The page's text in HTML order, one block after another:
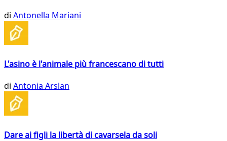
di Antonella Mariani
L'asino è l'animale più francescano di tutti
di Antonia Arslan
Dare ai figli la libertà di cavarsela da soli